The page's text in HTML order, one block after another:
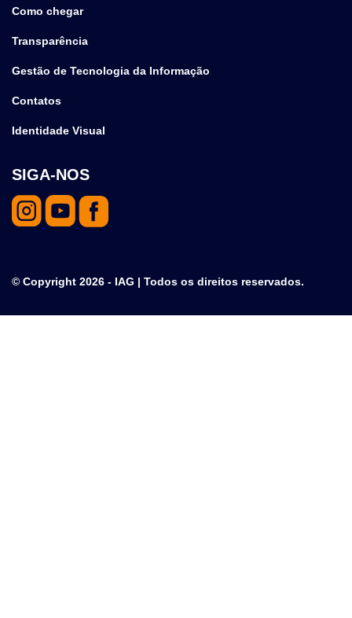
Como chegar
Transparência
Gestão de Tecnologia da Informação
Contatos
Identidade Visual
SIGA-NOS
© Copyright 2026 - IAG | Todos os direitos reservados.